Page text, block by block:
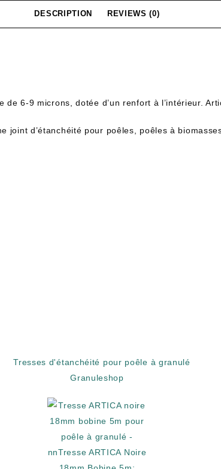
DESCRIPTION REVIEWS (0)
6-9 microns, dotée d’un renfort à l’intérieur.
joint d’étanchéité pour poêles, poêles à